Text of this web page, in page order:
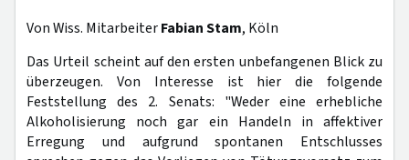
Von Wiss. MitarbeiterFabian Stam, Köln
Das Urteil scheint auf den ersten unbefangenen Blick zu
überzeugen. Von Interesse ist hier die folgende
Feststellung des 2. Senats: "Weder eine erhebliche
Alkoholisierung noch gar ein Handeln in affektiver
Erregung und aufgrund spontanen Entschlusses